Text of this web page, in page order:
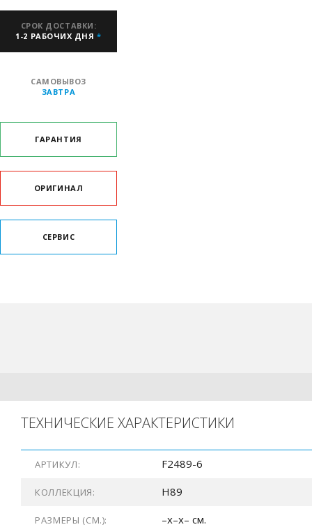
СРОК ДОСТАВКИ:
1-2 РАБОЧИХ ДНЯ*
САМОВЫВОЗ
ЗАВТРА
ГАРАНТИЯ
ОРИГИНАЛ
СЕРВИС
ТЕХНИЧЕСКИЕ ХАРАКТЕРИСТИКИ
АРТИКУЛ: F2489-6
КОЛЛЕКЦИЯ: H89
РАЗМЕРЫ (СМ.): –x–x– см.